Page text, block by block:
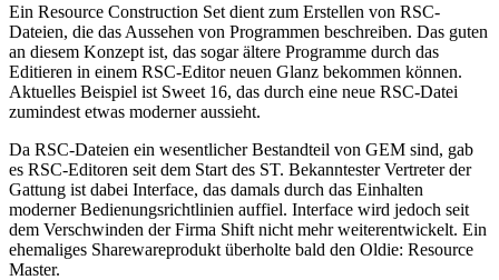
Ein Resource Construction Set dient zum Erstellen von RSC-
Dateien, die das Aussehen von Programmen beschreiben. Das guten
an diesem Konzept ist, das sogar ältere Programme durch das
Editieren in einem RSC-Editor neuen Glanz bekommen können.
Aktuelles Beispiel ist Sweet 16, das durch eine neue RSC-Datei
zumindest etwas moderner aussieht.
Da RSC-Dateien ein wesentlicher Bestandteil von GEM sind, gab
es RSC-Editoren seit dem Start des ST. Bekanntester Vertreter der
Gattung ist dabei Interface, das damals durch das Einhalten
moderner Bedienungsrichtlinien auffiel. Interface wird jedoch seit
dem Verschwinden der Firma Shift nicht mehr weiterentwickelt. Ein
ehemaliges Sharewareprodukt überholte bald den Oldie: Resource
Master.